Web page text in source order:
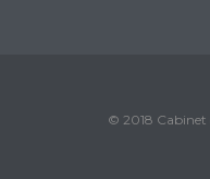
© 2018 Cabinet